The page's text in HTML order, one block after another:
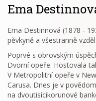
Ema
Ema Destinnová (1878 -
pěvkyně a všestranně
Poprvé s obrovským
Dvorní opeře. Hostovala
V Metropolitní opeře v
Carusa. Dnes je v
na dvoutisícikorunové